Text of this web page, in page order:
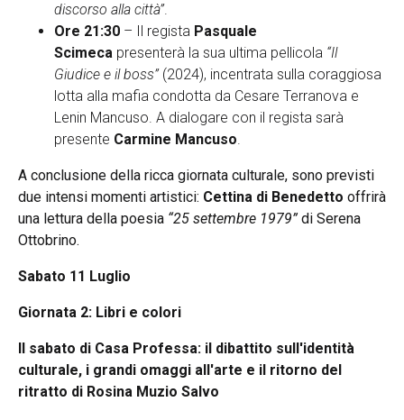
discorso alla città”.
Ore 21:30 – Il regista Pasquale
Scimeca presenterà la sua ultima pellicola “Il
Giudice e il boss”(2024), incentrata sulla coraggiosa
lotta alla mafia condotta da Cesare Terranova e
Lenin Mancuso. A dialogare con il regista sarà
presente Carmine Mancuso.
A conclusione della ricca giornata culturale, sono previsti
due intensi momenti artistici: Cettina di Benedetto offrirà
una lettura della poesia “25 settembre 1979” di Serena
Ottobrino.
Sabato 11 Luglio
Giornata 2: Libri e colori
Il sabato di Casa Professa: il dibattito sull'identità
culturale, i grandi omaggi all'arte e il ritorno del
ritratto di Rosina Muzio Salvo